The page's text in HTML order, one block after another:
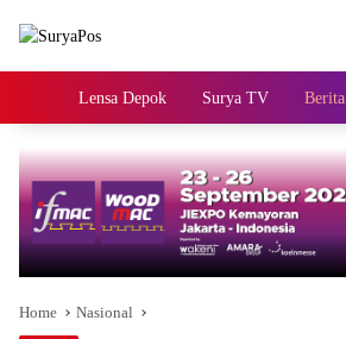
HomeLensa Depok Surya TV Berita
Home Nasional